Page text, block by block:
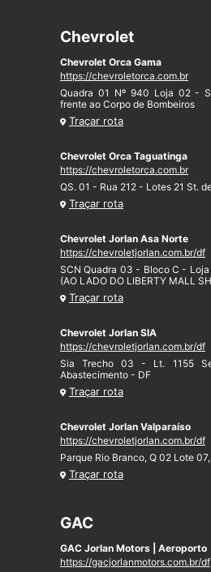
Chevrolet
Chevrolet Orca Gama
https://chevroletorca.com.br
Quadra 01 Nº 940 Loja 02 -
frente ao Corpo de Bombeiros
Traçar rota
Chevrolet Orca Taguatinga
https://chevroletorca.com.br
QS. 01 - Rua 212 - Lotes 21 St.
Traçar rota
Chevrolet Jorlan Asa Norte
https://chevroletjorlan.com.br/df
SCN Quadra 03 - Bloco C -
(AO LADO DO LIBERTY MALL
Traçar rota
Chevrolet Jorlan SIA
https://chevroletjorlan.com.br/df
Sia Trecho 03 - Lt. 1155
Abastecimento - DF
Traçar rota
Chevrolet Jorlan Valparaíso
https://chevroletjorlan.com.br/df
Parque Rio Branco, Q 02 Lote
Traçar rota
GAC
GAC Jorlan Motors | Aeroporto
https://gacjorlanmotors.com.br/df